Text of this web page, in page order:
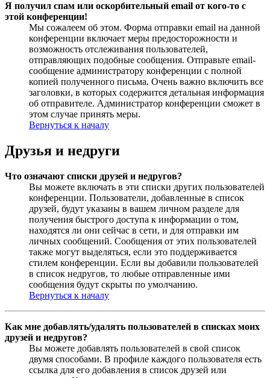
Я получил спам или оскорбительный email от кого-то с
этой конференции!
Мы сожалеем об этом. Форма отправки email на данной
конференции включает меры предосторожности и
возможность отслеживания пользователей,
отправляющих подобные сообщения. Отправьте email-
сообщение администратору конференции с полной
копией полученного письма. Очень важно включить все
заголовки, в которых содержится детальная информация
об отправителе. Администратор конференции сможет в
этом случае принять меры.
Вернуться к началу
Друзья и недруги
Что означают списки друзей и недругов?
Вы можете включать в эти списки других пользователей
конференции. Пользователи, добавленные в список
друзей, будут указаны в вашем личном разделе для
получения быстрого доступа к информации о том,
находятся ли они сейчас в сети, и для отправки им
личных сообщений. Сообщения от этих пользователей
также могут выделяться, если это поддерживается
стилем конференции. Если вы добавили пользователей
в список недругов, то любые отправленные ими
сообщения будут скрыты по умолчанию.
Вернуться к началу
Как мне добавлять/удалять пользователей в списках моих
друзей и недругов?
Вы можете добавлять пользователей в свой список
двумя способами. В профиле каждого пользователя есть
ссылка для его добавления в список друзей или